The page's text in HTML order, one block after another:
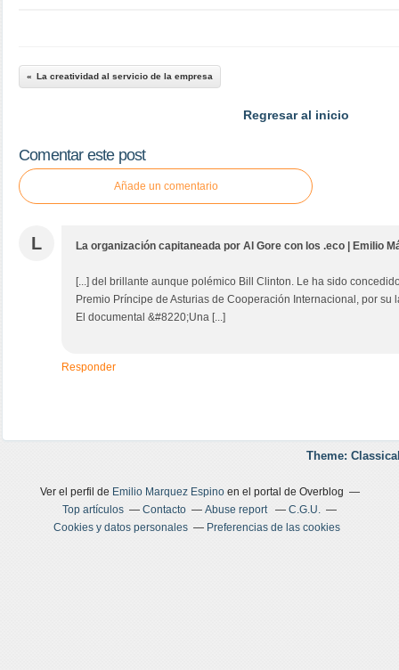
La creatividad al servicio de la empresa
Regresar al inicio
Comentar este post
Añade un comentario
L La organización capitaneada por Al Gore con los .eco | Emilio
[...] del brillante aunque polémico Bill Clinton. Le ha sido
Premio Príncipe de Asturias de Cooperación Internacional, por su
El documental &#8220;Una [...]
Responder
Theme:
Ver el perfil de Emilio Marquez Espinoen el portal de Overblog
Top artículos
Contacto Abuse report
C.G.U.
Cookies y datos personales
Preferencias de las cookies